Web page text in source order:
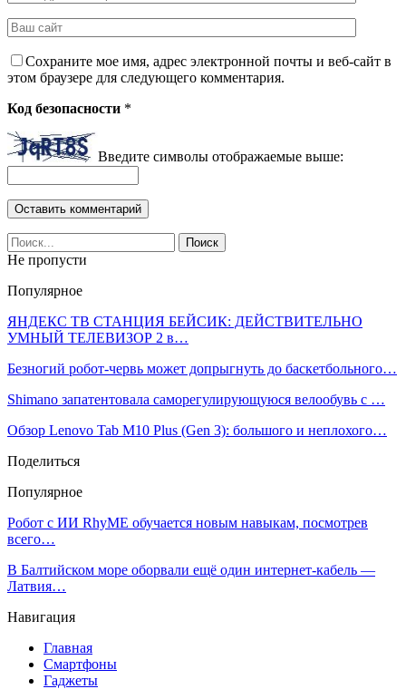
Сохраните мое имя, адрес электронной почты и веб-сайт в
этом браузере для следующего комментария.
Код безопасности *
Введите символы отображаемые выше:
Не пропусти
Популярное
ЯНДЕКС ТВ СТАНЦИЯ БЕЙСИК: ДЕЙСТВИТЕЛЬНО
УМНЫЙ ТЕЛЕВИЗОР 2 в…
Безногий робот-червь может допрыгнуть до баскетбольного…
Shimano запатентовала саморегулирующуюся велообувь с …
Обзор Lenovo Tab M10 Plus (Gen 3): большого и неплохого…
Поделиться
Популярное
Робот с ИИ RhyME обучается новым навыкам, посмотрев
всего…
В Балтийском море оборвали ещё один интернет-кабель —
Латвия…
Навигация
Главная
Смартфоны
Гаджеты